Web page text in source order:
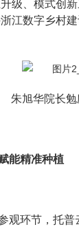
级、模式创
江数字乡村
朱旭华院长
能精准种植
观环节，托